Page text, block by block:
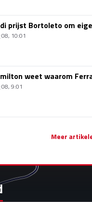
prijst Bortoleto om
08, 10:01
weet waarom
08, 9:01
Meer